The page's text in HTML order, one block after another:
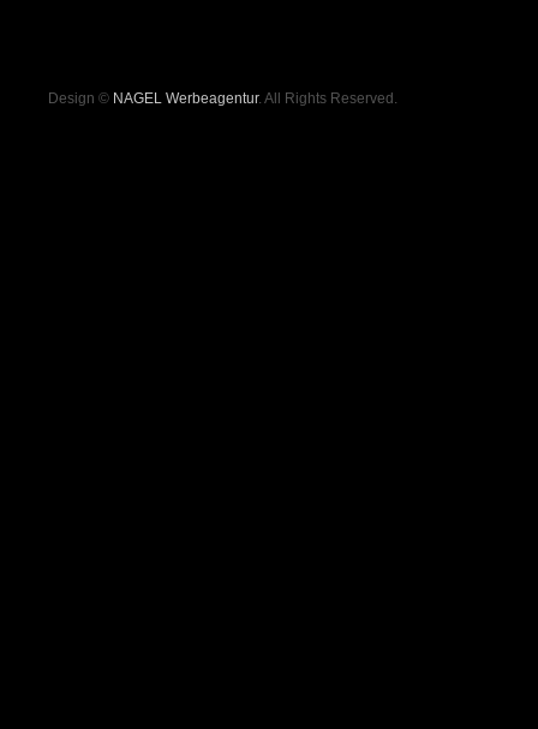
Design © NAGEL Werbeagentur. All Rights Reserved.